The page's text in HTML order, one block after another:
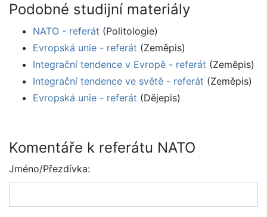
Podobné studijní materiály
NATO - referát (Politologie)
Evropská unie - referát (Zeměpis)
Integrační tendence v Evropě - referát (Zeměpis)
Integrační tendence ve světě - referát (Zeměpis)
Evropská unie - referát (Dějepis)
Komentáře k referátu NATO
Jméno/Přezdívka: